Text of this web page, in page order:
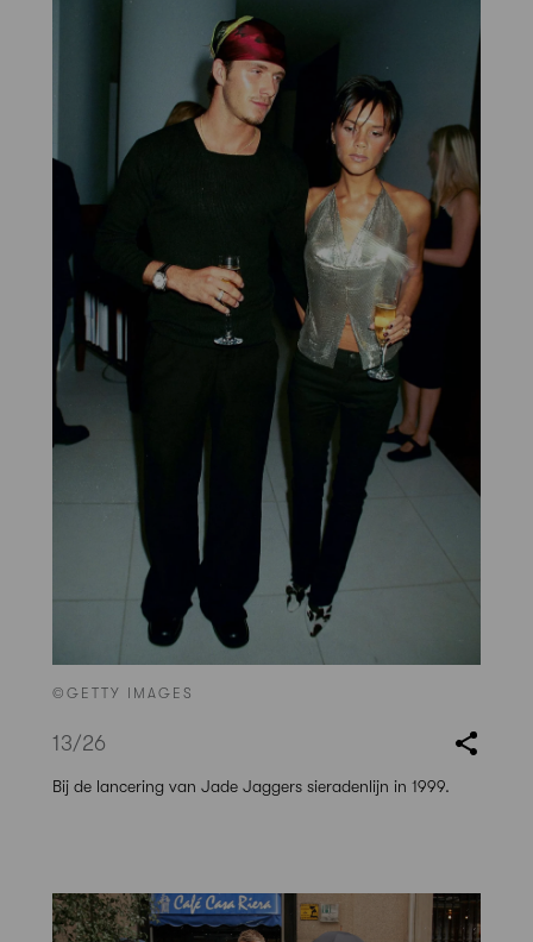
©GETTY IMAGES
13/26
Bij de lancering van Jade Jaggers sieradenlijn in 1999.